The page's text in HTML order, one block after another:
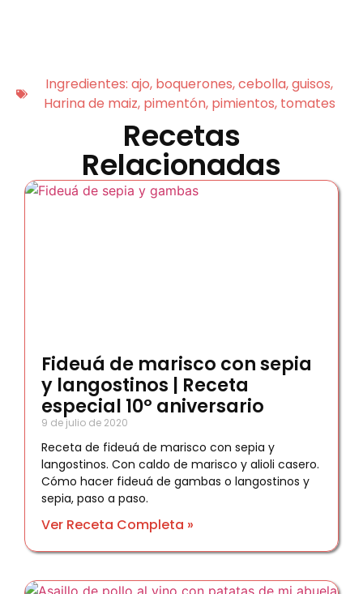
Ingredientes: ajo, boquerones,cebolla,guisos,
Harina de maiz, pimentón, pimientos, tomates
Recetas
Relacionadas
Fideuá de marisco con sepia
y langostinos | Receta
especial 10º aniversario
9 de julio de 2020
Receta de fideuá de marisco con sepia y
langostinos. Con caldo de marisco y alioli casero.
Cómo hacer fideuá de gambas o langostinos y
sepia, paso a paso.
Ver Receta Completa »